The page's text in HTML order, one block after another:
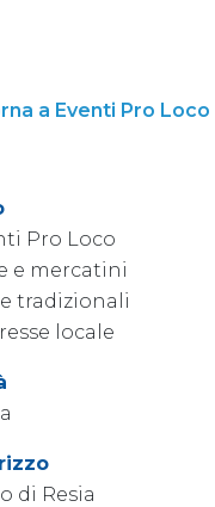
a Eventi Pro Loco
Pro Loco
e mercatini
tradizionali
locale
di Resia